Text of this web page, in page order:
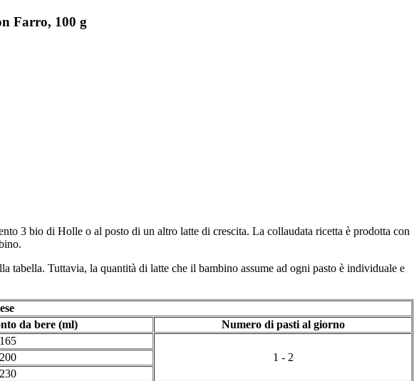
Farro, 100 g
3 bio di Holle o al posto di un altro latte di crescita. La collaudata ricetta è prodotta con
tabella. Tuttavia, la quantità di latte che il bambino assume ad ogni pasto è individuale e
da bere (ml)
Numero di pasti al giorno
165
1 - 2
200
230